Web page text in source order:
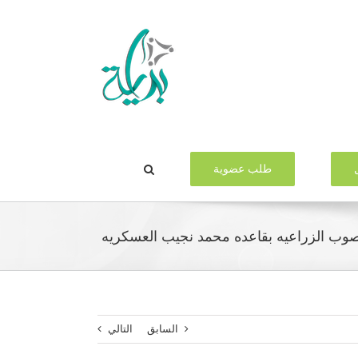
طلب عضوية
الزراعيه بقاعده محمد نجيب العسكريه
السابق التالي